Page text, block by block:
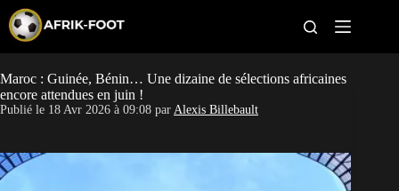
p
t
o
c
o
t
e
n
CAN féminine
Maroc : Guinée, Bénin… Une dizaine de sélections africaines
encore attendues en juin !
Publié le 18 Avr 2026 à 09:08 par Alexis Billebault